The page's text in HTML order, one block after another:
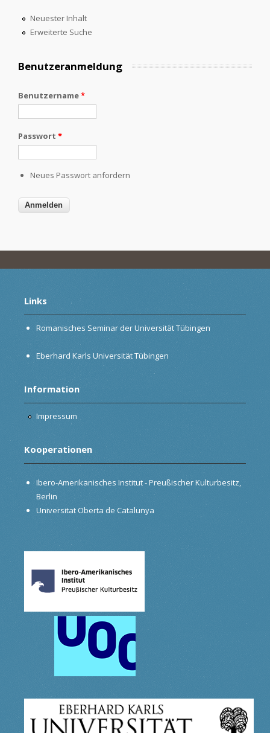
Neuester Inhalt
Erweiterte Suche
Benutzeranmeldung
Benutzername*
Passwort *
Neues Passwort anfordern
Links
Romanisches Seminar der Universität Tübingen
Eberhard Karls Universität Tübingen
Information
Impressum
Kooperationen
Ibero-Amerikanisches Institut - Preußischer Kulturbesitz,
Berlin
Universitat Oberta de Catalunya